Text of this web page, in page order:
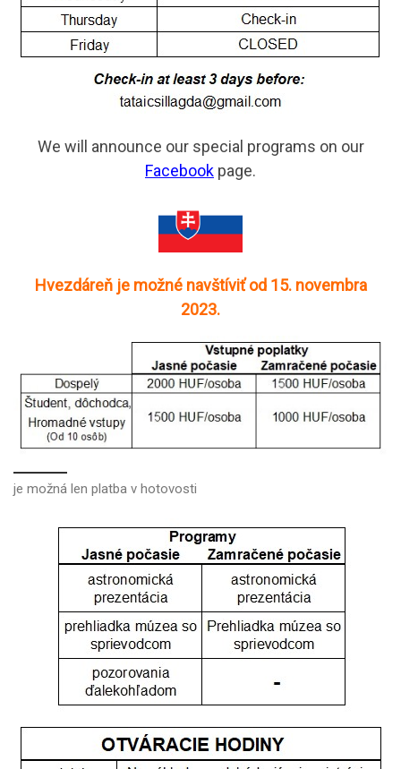
We will announce our special programs on our
Facebook page.
Hvezdáreň je možné navštíviť od 15. novembra
2023.
je možná len platba v hotovosti